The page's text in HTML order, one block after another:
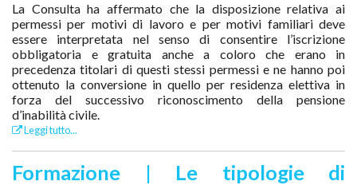
La Consulta ha affermato che la disposizione relativa ai
permessi per motivi di lavoro e per motivi familiari deve
essere interpretata nel senso di consentire l’iscrizione
obbligatoria e gratuita anche a coloro che erano in
precedenza titolari di questi stessi permessi e ne hanno poi
ottenuto la conversione in quello per residenza elettiva in
forza del successivo riconoscimento della pensione
d’inabilità civile.
Leggi tutto...
Formazione | Le tipologie di